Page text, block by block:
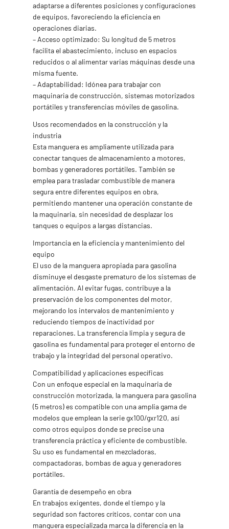
adaptarse a diferentes posiciones y configuraciones
de equipos, favoreciendo la eficiencia en
operaciones diarias.
– Acceso optimizado: Su longitud de 5 metros
facilita el abastecimiento, incluso en espacios
reducidos o al alimentar varias máquinas desde una
misma fuente.
– Adaptabilidad: Idónea para trabajar con
maquinaria de construcción, sistemas motorizados
portátiles y transferencias móviles de gasolina.
Usos recomendados en la construcción y la
industria
Esta manguera es ampliamente utilizada para
conectar tanques de almacenamiento a motores,
bombas y generadores portátiles. También se
emplea para trasladar combustible de manera
segura entre diferentes equipos en obra,
permitiendo mantener una operación constante de
la maquinaria, sin necesidad de desplazar los
tanques o equipos a largas distancias.
Importancia en la eficiencia y mantenimiento del
equipo
El uso de la manguera apropiada para gasolina
disminuye el desgaste prematuro de los sistemas de
alimentación. Al evitar fugas, contribuye a la
preservación de los componentes del motor,
mejorando los intervalos de mantenimiento y
reduciendo tiempos de inactividad por
reparaciones. La transferencia limpia y segura de
gasolina es fundamental para proteger el entorno de
trabajo y la integridad del personal operativo.
Compatibilidad y aplicaciones específicas
Con un enfoque especial en la maquinaria de
construcción motorizada, la manguera para gasolina
(5 metros) es compatible con una amplia gama de
modelos que emplean la serie gx100/gxr120, así
como otros equipos donde se precise una
transferencia práctica y eficiente de combustible.
Su uso es fundamental en mezcladoras,
compactadoras, bombas de agua y generadores
portátiles.
Garantía de desempeño en obra
En trabajos exigentes, donde el tiempo y la
seguridad son factores críticos, contar con una
manguera especializada marca la diferencia en la